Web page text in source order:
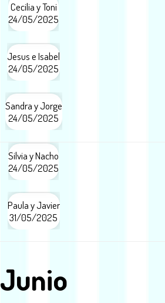
Cecilia y Toni
24/05/2025
Jesus e Isabel
24/05/2025
Sandra y Jorge
24/05/2025
Silvia y Nacho
24/05/2025
Paula y Javier
31/05/2025
Junio